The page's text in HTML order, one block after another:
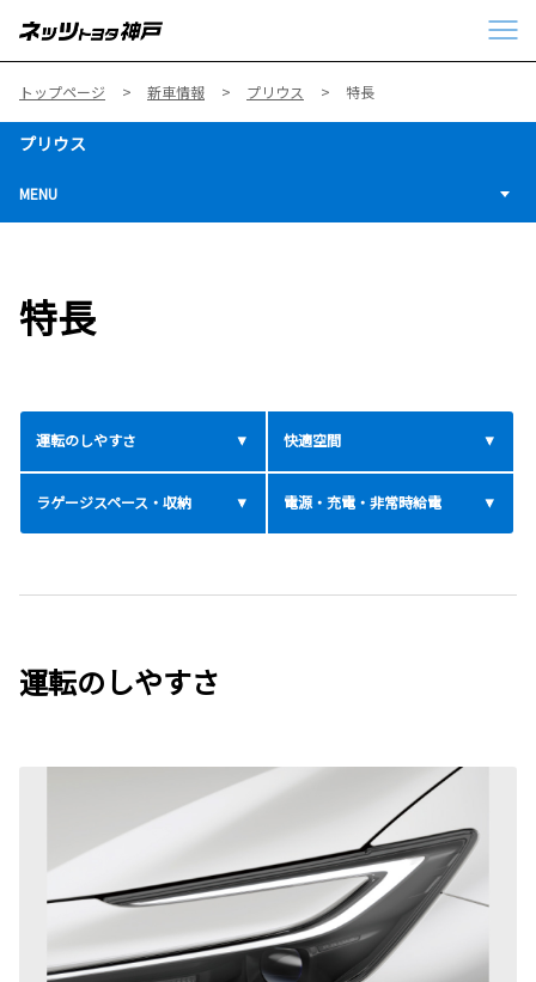
トップページ 新車情報 プリウス 特長
プリウス
MENU
特長
運転のしやすさ 快適空間
ラゲージスペース・収納 電源・充電・非常時給電
運転のしやすさ